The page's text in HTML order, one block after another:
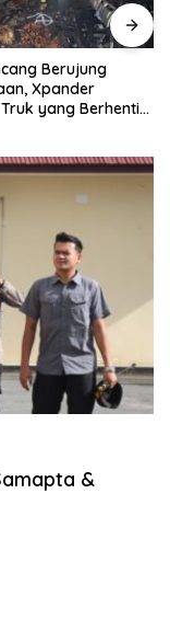
dari 1×24 Jam,
Ringkus Pelaku
&